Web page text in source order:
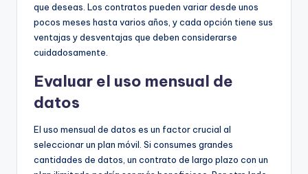
que deseas. Los contratos pueden variar desde unos
pocos meses hasta varios años, y cada opción tiene sus
ventajas y desventajas que deben considerarse
cuidadosamente.
Evaluar el uso mensual de
datos
El uso mensual de datos es un factor crucial al
seleccionar un plan móvil. Si consumes grandes
cantidades de datos, un contrato de largo plazo con un